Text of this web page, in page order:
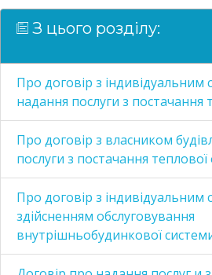
З цього розділу:
Про договір з
надання послуги з постачання
Про договір з власником
послуги з постачання теплової
Про договір з індивідуальним
здійсненням обслуговування
внутрішньобудинкової